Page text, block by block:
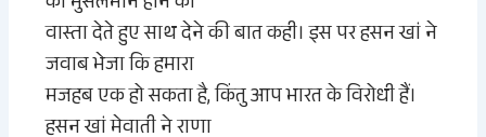
वास्ता देते हुए साथ देने की बात कही। इस पर हसन खां ने
जवाब भेजा कि हमारा
मजहब एक हो सकता है, किंतु आप भारत के विरोधी हैं।
हसन खां मेवाती ने राणा